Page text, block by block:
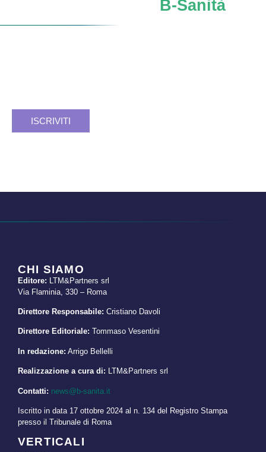
B-Sanità
ISCRIVITI
CHI SIAMO
Editore: LTM&Partners srl
Via Flaminia, 330 – Roma
Direttore Responsabile: Cristiano Davoli
Direttore Editoriale: Tommaso Vesentini
In redazione: Arrigo Bellelli
Realizzazione a cura di: LTM&Partners srl
Contatti: news@b-sanita.it
Iscritto in data 17 ottobre 2024 al n. 134 del Registro Stampa
presso il Tribunale di Roma
VERTICALI